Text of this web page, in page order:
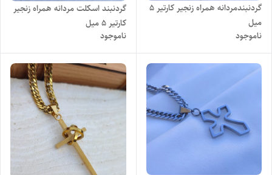
گردنبندمردانه همراه زنجیر کارتیر 5
میل
ناموجود
گردنبند اسکلت مردانه همراه زنجیر
کارتیر 5 میل
ناموجود